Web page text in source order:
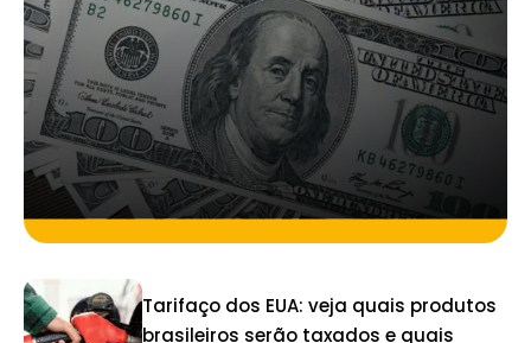
Tarifaço dos EUA: veja quais produtos
brasileiros serão taxados e quais